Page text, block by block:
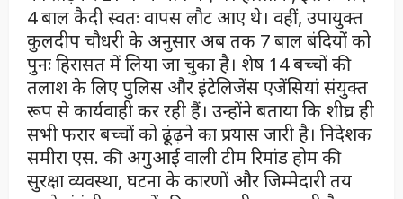
4 बाल कैदी स्वतः वापस लौट आए थे। वहीं, उपायुक्त
कुलदीप चौधरी के अनुसार अब तक 7 बाल बंदियों को
पुनः हिरासत में लिया जा चुका है। शेष 14 बच्चों की
तलाश के लिए पुलिस और इंटेलिजेंस एजेंसियां संयुक्त
रूप से कार्यवाही कर रही हैं। उन्होंने बताया कि शीघ्र ही
सभी फरार बच्चों को ढूंढ़ने का प्रयास जारी है। निदेशक
समीरा एस. की अगुआई वाली टीम रिमांड होम की
सुरक्षा व्यवस्था, घटना के कारणों और जिम्मेदारी तय